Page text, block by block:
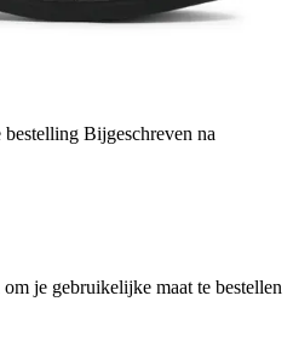
bestelling Bijgeschreven na
je gebruikelijke maat te bestellen